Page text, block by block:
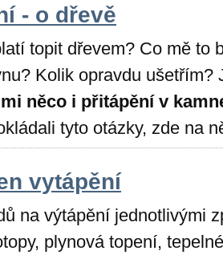
- o dřevě
topit dřevem? Co mě to
Kolik opravdu ušetřím?
něco i přitápění v
tyto otázky, zde na
vytápění
na výtápění jednotlivými
plynová topení,